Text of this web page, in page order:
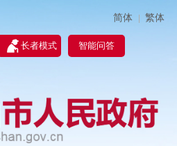
简体 | 繁体
长者模式 智能问答